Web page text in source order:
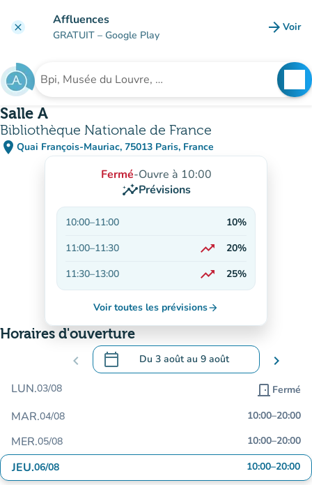
clear Affluences
GRATUIT – Google Play arrow_forward Voir
Rechercher un établissement
Salle A
Bibliothèque Nationale de France
place Quai François-Mauriac, 75013 Paris, France
(ouvrir dans Google Maps)
(nouvel onglet)
Fermé-Ouvre à 10:00
insightsPrévisions
10:00–11:00
10%
11:00–11:30 trending_up
20%
11:30–13:00 trending_up
En hausse
25%
Voir toutes les prévisionsarrow_forward
Horaires d'ouverture
chevron_left calendar_today Du 3 aoûtau 9 août
.Ouvrir le calendrier pour changer de
chevron_right
LUN.03/08 door_front Fermé
MAR.04/08 10:00–20:00
MER.05/08 10:00–20:00
JEU.06/08 10:00–20:00